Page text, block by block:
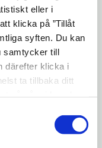
eller i
klicka på ”Tillåt
syften. Du kan
samtycker till
därefter klicka i
ta tillbaka ditt
används och
och behandlar
finnas på
inom kultur
förskolor,